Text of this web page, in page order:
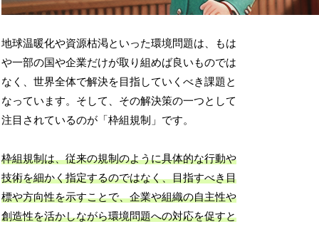
地球温暖化や資源枯渇といった環境問題は、もは
や一部の国や企業だけが取り組めば良いものでは
なく、世界全体で解決を目指していくべき課題と
なっています。そして、その解決策の一つとして
注目されているのが「枠組規制」です。
枠組規制は、従来の規制のように具体的な行動や
技術を細かく指定するのではなく、目指すべき目
標や方向性を示すことで、企業や組織の自主性や
創造性を活かしながら環境問題への対応を促すと